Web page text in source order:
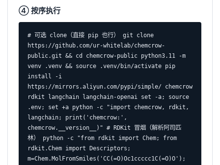
④ 按序执行
# 可选 clone（直接 pip 也行） git clone
https://github.com/ur-whitelab/chemcrow-
public.git && cd chemcrow-public python3.11 -m
venv .venv && source .venv/bin/activate pip
install -i
https://mirrors.aliyun.com/pypi/simple/ chemcrow
rdkit langchain langchain-openai set -a; source
.env; set +a python -c "import chemcrow, rdkit,
langchain; print('chemcrow:',
chemcrow.__version__)" # RDKit 冒烟（解析阿司匹
林） python -c "from rdkit import Chem; from
rdkit.Chem import Descriptors;
m=Chem.MolFromSmiles('CC(=O)Oc1ccccc1C(=O)O');